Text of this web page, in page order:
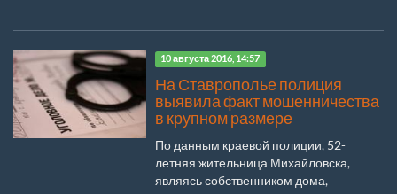
10 августа 2016, 14:57
На Ставрополье полиция
выявила факт мошенничества
в крупном размере
По данным краевой полиции, 52-
летняя жительница Михайловска,
являясь собственником дома,